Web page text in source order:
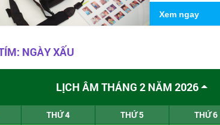
Xem ngay
NGÀY XẤU
LỊCH ÂM THÁNG 2 NĂM 2026
THỨ 4 THỨ 5 THỨ 6